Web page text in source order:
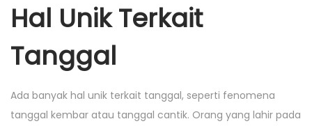
Hal Unik Terkait
Tanggal
Ada banyak hal unik terkait tanggal, seperti fenomena
tanggal kembar atau tanggal cantik. Orang yang lahir pada